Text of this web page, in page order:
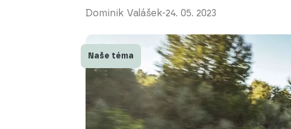
Dominik Valášek-24. 05. 2023
Naše téma